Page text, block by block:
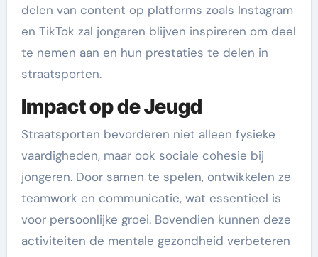
delen van content op platforms zoals Instagram
en TikTok zal jongeren blijven inspireren om deel
te nemen aan en hun prestaties te delen in
straatsporten.
Impact op de Jeugd
Straatsporten bevorderen niet alleen fysieke
vaardigheden, maar ook sociale cohesie bij
jongeren. Door samen te spelen, ontwikkelen ze
teamwork en communicatie, wat essentieel is
voor persoonlijke groei. Bovendien kunnen deze
activiteiten de mentale gezondheid verbeteren